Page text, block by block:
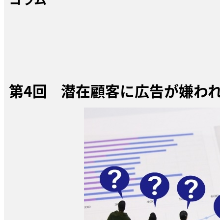
第4回 潜在顧客に広告が嫌わ